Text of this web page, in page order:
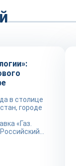
в столице
городе
«Газ.